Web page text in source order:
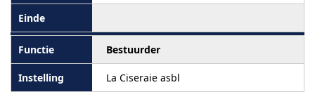
Bestuurder
La Ciseraie asbl